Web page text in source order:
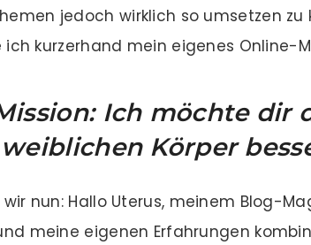
jedoch wirklich so umsetzen
ich kurzerhand mein eigenes Online-
Ich möchte dir
Körper
nun: Hallo Uterus, meinem Blog-
meine eigenen Erfahrungen